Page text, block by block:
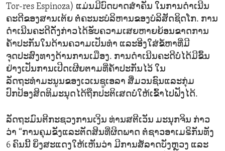
Tor-res Espinoza) ແມ່ນມີບົດບາດສໍາຄັນ ໃນການດໍາເນີນ
ຄະດີຂອງສານເຕ້ຍ ຕໍ່ຄະນະບໍລິຫານຂອງບໍລິສັດຊິດໂກ. ການ
ດຳເນີນຄະດີດັ່ງກ່າວໄດ້ຮັບຄວາມເສຍຫາຍຍ້ອນຂາດການ
ຄ້ຳປະກັນໃນດ້ານຄວາມເປັນທຳ ແລະອີງໃສ່ຂໍ້ຫາທີ່ມີ
ຈຸດປະສົງທາງດ້ານການເມືອງ. ການດຳເນີນຄະດີບໍ່ໄດ້ມີຂຶ້ນ
ຢ່າງເປັນການເປີດເຜີຍຕາມທີ່ຄໍ້າປະກັນໄວ້ ໃນ
ລັດຖະທຳມະນູນຂອງເວເນຊູເອລາ ສື່ມວນຊົນແລະກຸ່ມ
ປົກປ້ອງສິດທິມະນຸດໄດ້ຖືກປະຕິເສດບໍ່ໃຫ້ເຂົ້າໄປຟັງໄດ້.
ລັດຖະມົນຕີກະຊວງການເງິນ ທ່ານສຕີເວັນ ມະນຸກຈິນ ກ່າວ
ວ່າ “ການຄຸມຂັງແລະຕັດສິນທີ່ຜິດພາດ ຕໍ່ຊາວອາເມຣິກັນທັງ​
6 ຄົນນີ້ ຍິ່ງສະແດງໃຫ້ເຫັນວ່າ ມີການສໍ້ລາດບັງຫຼວງ ແລະ